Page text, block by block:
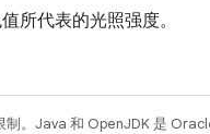
所代表的光照强度。
。Java 和 OpenJDK 是